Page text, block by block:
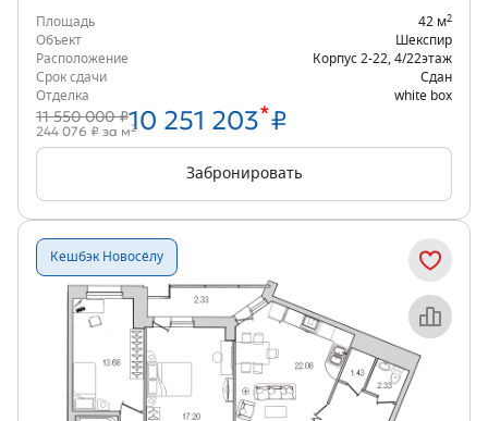
Площадь 42 м2
Объект
Шекспир
Расположение
Корпус 2-22 4/22этаж
Срок сдачи
Сдан
Отделка
white box
11 550 000 ₽10 251 203*₽
244 076 ₽ за м2
Забронировать
Кешбэк Новосёлу
Объект месяца